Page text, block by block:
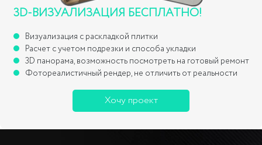
3D-ВИЗУАЛИЗАЦИЯ БЕСПЛАТНО!
Визуализация с раскладкой плитки
Расчет с учетом подрезки и способа укладки
3D панорама, возможность посмотреть на готовый ремонт
Фотореалистичный рендер, не отличить от реальности
Хочу проект